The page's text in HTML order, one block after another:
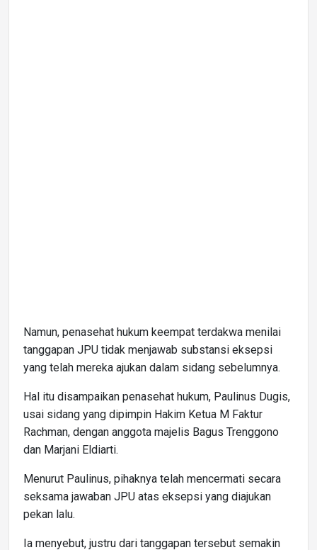
Namun, penasehat hukum keempat terdakwa menilai
tanggapan JPU tidak menjawab substansi eksepsi
yang telah mereka ajukan dalam sidang sebelumnya.
Hal itu disampaikan penasehat hukum, Paulinus Dugis,
usai sidang yang dipimpin Hakim Ketua M Faktur
Rachman, dengan anggota majelis Bagus Trenggono
dan Marjani Eldiarti.
Menurut Paulinus, pihaknya telah mencermati secara
seksama jawaban JPU atas eksepsi yang diajukan
pekan lalu.
Ia menyebut, justru dari tanggapan tersebut semakin